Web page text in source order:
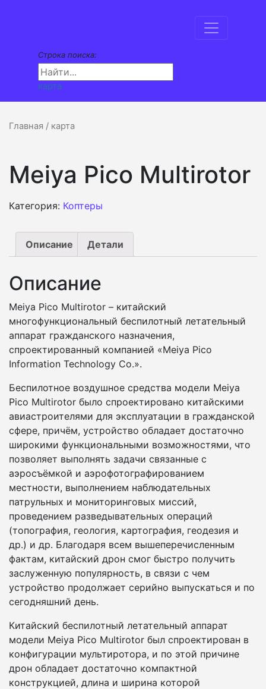
Строка поиска:
карта
Главная / карта
Meiya Pico Multirotor
Категория: Коптеры
Описание Детали
Описание
Meiya Pico Multirotor – китайский
многофункциональный беспилотный летательный
аппарат гражданского назначения,
спроектированный компанией «Meiya Pico
Information Technology Co.».
Беспилотное воздушное средства модели Meiya
Pico Multirotor было спроектировано китайскими
авиастроителями для эксплуатации в гражданской
сфере, причём, устройство обладает достаточно
широкими функциональными возможностями, что
позволяет выполнять задачи связанные с
аэросъёмкой и аэрофотографированием
местности, выполнением наблюдательных
патрульных и мониторинговых миссий,
проведением разведывательных операций
(топография, геология, картография, геодезия и
др.) и др. Благодаря всем вышеперечисленным
фактам, китайский дрон смог быстро получить
заслуженную популярность, в связи с чем
устройство продолжает серийно выпускаться и по
сегодняшний день.
Китайский беспилотный летательный аппарат
модели Meiya Pico Multirotor был спроектирован в
конфигурации мультиротора, и по этой причине
дрон обладает достаточно компактной
конструкцией, длина и ширина которой